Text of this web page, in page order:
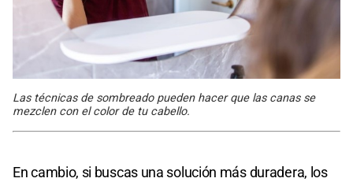
Las técnicas de sombreado pueden hacer que las canas se
mezclen con el color de tu cabello.
En cambio, si buscas una solución más duradera, los